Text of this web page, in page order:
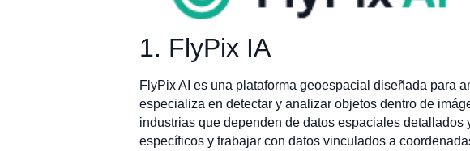
1. FlyPix IA
FlyPix AI es una plataforma geoespacial diseñada para
especializa en detectar y analizar objetos dentro de
industrias que dependen de datos espaciales
específicos y trabajar con datos vinculados a